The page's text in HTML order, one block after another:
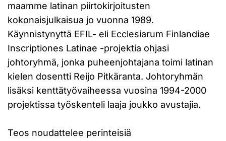
maamme latinan piirtokirjoitusten
kokonaisjulkaisua jo vuonna 1989.
Käynnistynyttä EFIL- eli Ecclesiarum Finlandiae
Inscriptiones Latinae -projektia ohjasi
johtoryhmä, jonka puheenjohtajana toimi latinan
kielen dosentti Reijo Pitkäranta. Johtoryhmän
lisäksi kenttätyövaiheessa vuosina 1994-2000
projektissa työskenteli laaja joukko avustajia.
Teos noudattelee perinteisiä